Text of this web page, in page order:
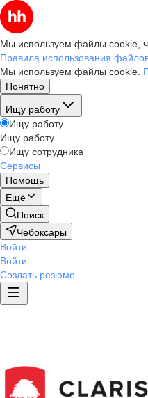
Мы используем файлы cookie,
Правила использования
Мы используем файлы cookie.
Понятно
Ищу работу
Ищу работу
Ищу работу
Ищу сотрудника
Сервисы
Помощь
Ещё
Поиск
Чебоксары
Войти
Войти
Создать резюме